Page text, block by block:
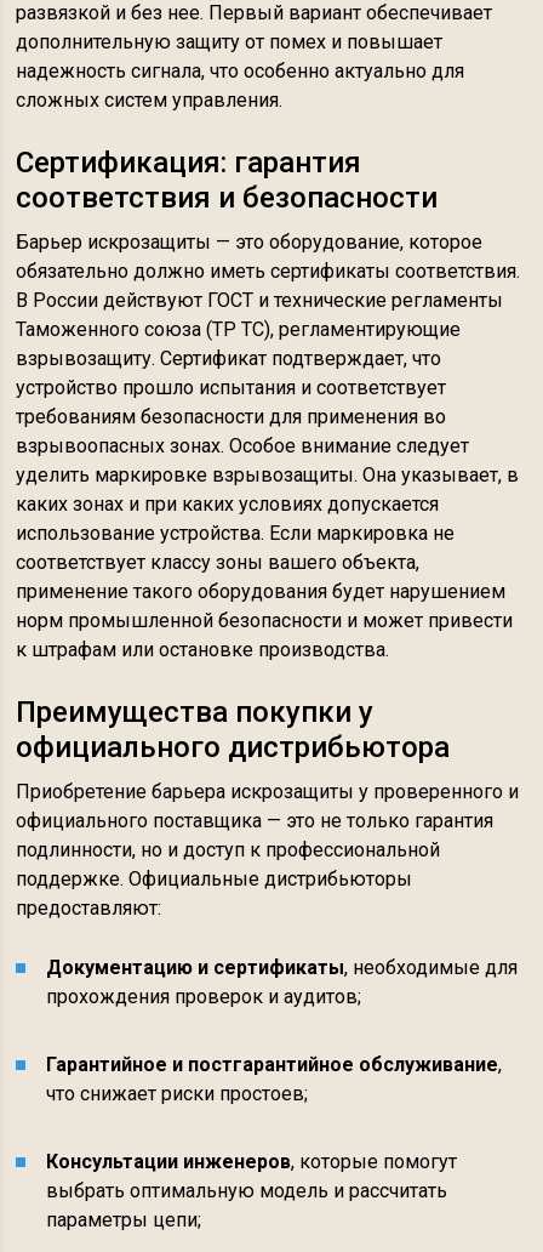
развязкой и без нее. Первый вариант обеспечивает
дополнительную защиту от помех и повышает
надежность сигнала, что особенно актуально для
сложных систем управления.
Сертификация: гарантия
соответствия и безопасности
Барьер искрозащиты — это оборудование, которое
обязательно должно иметь сертификаты соответствия.
В России действуют ГОСТ и технические регламенты
Таможенного союза (ТР ТС), регламентирующие
взрывозащиту. Сертификат подтверждает, что
устройство прошло испытания и соответствует
требованиям безопасности для применения во
взрывоопасных зонах. Особое внимание следует
уделить маркировке взрывозащиты. Она указывает, в
каких зонах и при каких условиях допускается
использование устройства. Если маркировка не
соответствует классу зоны вашего объекта,
применение такого оборудования будет нарушением
норм промышленной безопасности и может привести
к штрафам или остановке производства.
Преимущества покупки у
официального дистрибьютора
Приобретение барьера искрозащиты у проверенного и
официального поставщика — это не только гарантия
подлинности, но и доступ к профессиональной
поддержке. Официальные дистрибьюторы
предоставляют:
Документацию и сертификаты, необходимые для
прохождения проверок и аудитов;
Гарантийное и постгарантийное обслуживание,
что снижает риски простоев;
Консультации инженеров, которые помогут
выбрать оптимальную модель и рассчитать
параметры цепи;